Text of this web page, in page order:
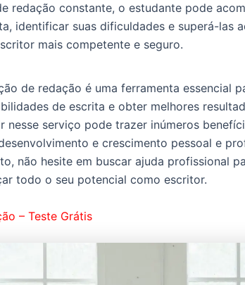
redação constante, o estudante pode
identificar suas dificuldades e superá-las
mais competente e seguro.
de redação é uma ferramenta essencial
de escrita e obter melhores
nesse serviço pode trazer inúmeros
e crescimento pessoal e
não hesite em buscar ajuda profissional
todo o seu potencial como escritor.
– Teste Grátis